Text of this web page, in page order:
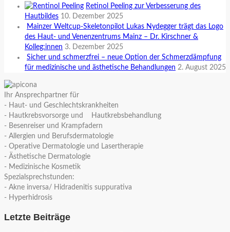
Retinol Peeling zur Verbesserung des
Hautbildes 10. Dezember 2025
Mainzer Weltcup-Skeletonpilot Lukas Nydegger trägt das Logo
des Haut- und Venenzentrums Mainz – Dr. Kirschner &
Kolleg:innen 3. Dezember 2025
Sicher und schmerzfrei – neue Option der Schmerzdämpfung
für medizinische und ästhetische Behandlungen 2. August 2025
Ihr Ansprechpartner für
- Haut- und Geschlechtskrankheiten
- Hautkrebsvorsorge und Hautkrebsbehandlung
- Besenreiser und Krampfadern
- Allergien und Berufsdermatologie
- Operative Dermatologie und Lasertherapie
- Ästhetische Dermatologie
- Medizinische Kosmetik
Spezialsprechstunden:
- Akne inversa/ Hidradenitis suppurativa
- Hyperhidrosis
Letzte Beiträge